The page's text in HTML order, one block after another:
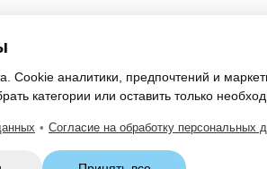
аналитики, предпочтений и
категории или оставить только
• Согласие на обработку персональных